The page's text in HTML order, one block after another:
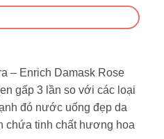
– Enrich Damask Rose
gấp 3 lần so với các loại
đó nước uống đẹp da
chứa tinh chất hương hoa